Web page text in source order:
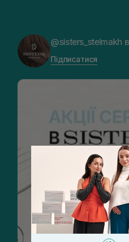
@sisters_stelmakh
Підписатися